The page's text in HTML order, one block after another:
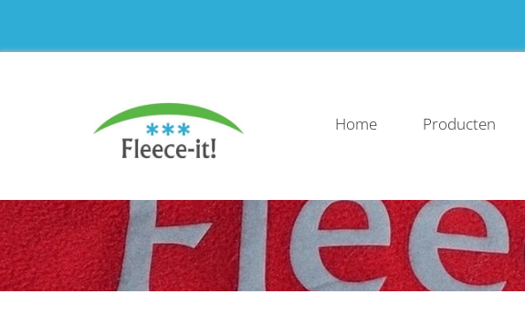
Home Producten